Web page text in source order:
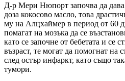
Д-р Мери Нюпорт започва да
доза кокосово масло, това
му на Алцхаймер в период от 60
помагат на мозъка да се
като се започне от бебетата и се
възраст, те могат да помогнат на
след остър инфаркт, като също
тумори.